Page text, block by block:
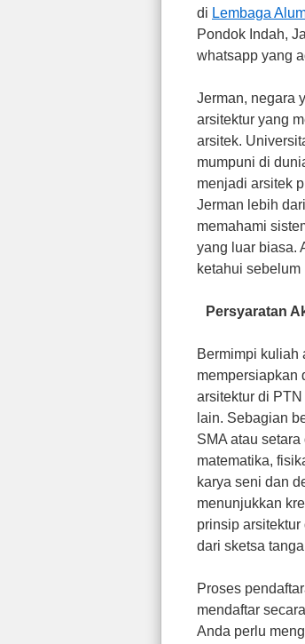
di Lembaga
Pondok Indah,
whatsapp yang
Jerman, negara
arsitektur yang
arsitek.
mumpuni di
menjadi arsitek
Jerman lebih
memahami
yang luar biasa.
ketahui
Persyaratan
Bermimpi kuliah
mempersiapkan
arsitektur di
lain. Sebagian
SMA atau
matematika,
karya seni dan
menunjukkan
prinsip
dari sketsa
Proses
mendaftar
Anda perlu